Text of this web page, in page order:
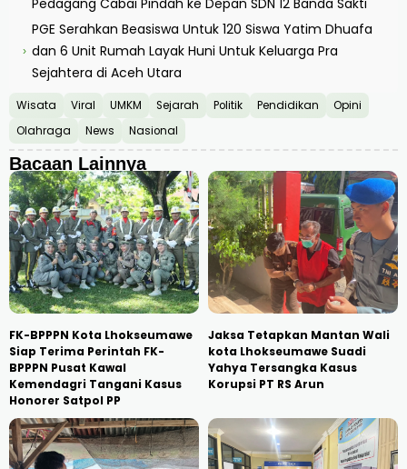
›
PGE Serahkan Beasiswa Untuk 120 Siswa Yatim Dhuafa
dan 6 Unit Rumah Layak Huni Untuk Keluarga Pra
Sejahtera di Aceh Utara
Wisata Viral UMKM Sejarah Politik Pendidikan
Opini
Olahraga
News Nasional
Bacaan Lainnya
FK-BPPPN Kota Lhokseumawe
Siap Terima Perintah FK-
BPPPN Pusat Kawal
Kemendagri Tangani Kasus
Honorer Satpol PP
Jaksa Tetapkan Mantan Wali
kota Lhokseumawe Suadi
Yahya Tersangka Kasus
Korupsi PT RS Arun